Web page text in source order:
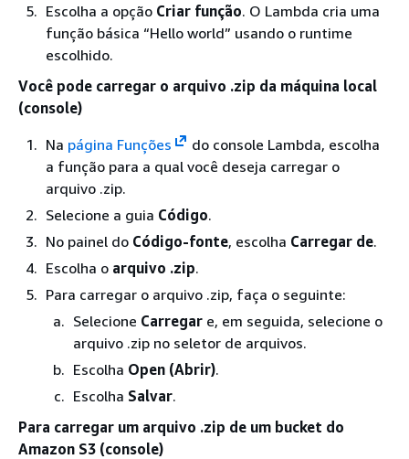
Escolha a opção Criar função. O Lambda cria uma
função básica “Hello world” usando o runtime
escolhido.
Você pode carregar o arquivo .zip da máquina local
(console)
Na página Funções
do console Lambda, escolha
a função para a qual você deseja carregar o
arquivo .zip.
Selecione a guia Código.
No painel do Código-fonte, escolha Carregar de.
Escolha o arquivo .zip.
Para carregar o arquivo .zip, faça o seguinte:
Selecione Carregar e, em seguida, selecione o
arquivo .zip no seletor de arquivos.
Escolha Open (Abrir).
Escolha Salvar.
Para carregar um arquivo .zip de um bucket do
Amazon S3 (console)